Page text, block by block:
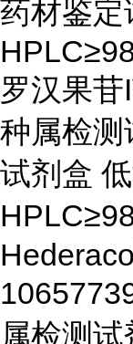
药材鉴定
罗汉果苷
种属检测
试剂盒
属检测